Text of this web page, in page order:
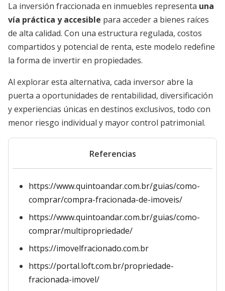
La inversión fraccionada en inmuebles representa una
vía práctica y accesible para acceder a bienes raíces
de alta calidad. Con una estructura regulada, costos
compartidos y potencial de renta, este modelo redefine
la forma de invertir en propiedades.
Al explorar esta alternativa, cada inversor abre la
puerta a oportunidades de rentabilidad, diversificación
y experiencias únicas en destinos exclusivos, todo con
menor riesgo individual y mayor control patrimonial.
Referencias
https://www.quintoandar.com.br/guias/como-
comprar/compra-fracionada-de-imoveis/
https://www.quintoandar.com.br/guias/como-
comprar/multipropriedade/
https://imovelfracionado.com.br
https://portal.loft.com.br/propriedade-
fracionada-imovel/